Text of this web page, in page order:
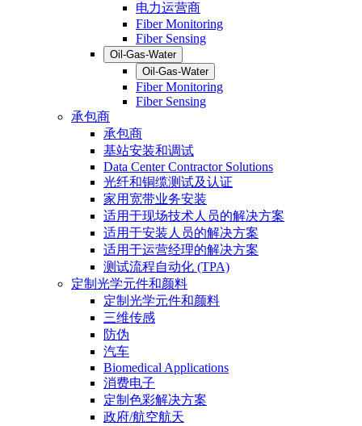
电力运营商
Fiber Monitoring
Fiber Sensing
Oil-Gas-Water
Oil-Gas-Water
Fiber Monitoring
Fiber Sensing
承包商
承包商
基站安装和调试
Data Center Contractor Solutions
光纤和铜缆测试及认证
家用宽带业务安装
适用于现场技术人员的解决方案
适用于安装人员的解决方案
适用于运营经理的解决方案
测试流程自动化 (TPA)
定制光学元件和颜料
定制光学元件和颜料
三维传感
防伪
汽车
Biomedical Applications
消费电子
定制色彩解决方案
政府/航空航天